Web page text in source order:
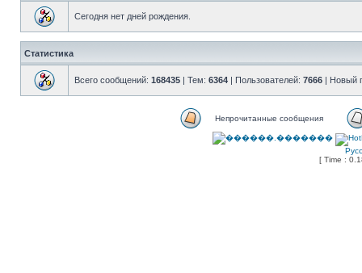
Сегодня нет дней рождения.
Статистика
Всего сообщений: 168435 | Тем: 6364 | Пользователей: 7666 | Новый
Непрочитанные сообщения
[ Time :